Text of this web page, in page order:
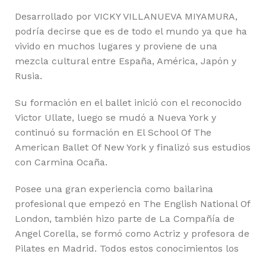
Desarrollado por VICKY VILLANUEVA MIYAMURA,
podría decirse que es de todo el mundo ya que ha
vivido en muchos lugares y proviene de una
mezcla cultural entre España, América, Japón y
Rusia.
Su formación en el ballet inició con el reconocido
Victor Ullate, luego se mudó a Nueva York y
continuó su formación en El School Of The
American Ballet Of New York y finalizó sus estudios
con Carmina Ocaña.
Posee una gran experiencia como bailarina
profesional que empezó en The English National Of
London, también hizo parte de La Compañía de
Angel Corella, se formó como Actriz y profesora de
Pilates en Madrid. Todos estos conocimientos los